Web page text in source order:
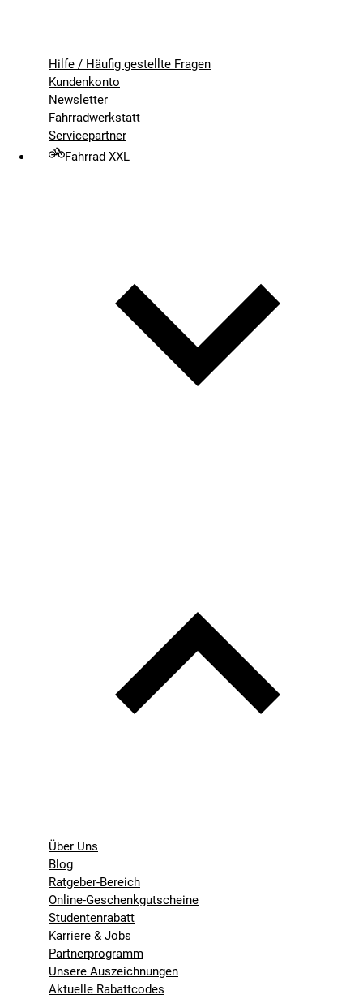
Hilfe / Häufig gestellte Fragen
Kundenkonto
Newsletter
Fahrradwerkstatt
Servicepartner
Fahrrad XXL
Über Uns
Blog
Ratgeber-Bereich
Online-Geschenkgutscheine
Studentenrabatt
Karriere & Jobs
Partnerprogramm
Unsere Auszeichnungen
Aktuelle Rabattcodes